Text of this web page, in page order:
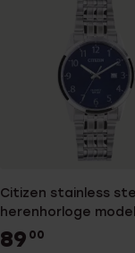
Citizen stainless
herenhorloge
52L
89 00